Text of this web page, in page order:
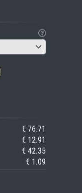
€ 76.71
€ 12.91
€ 42.35
€ 1.09